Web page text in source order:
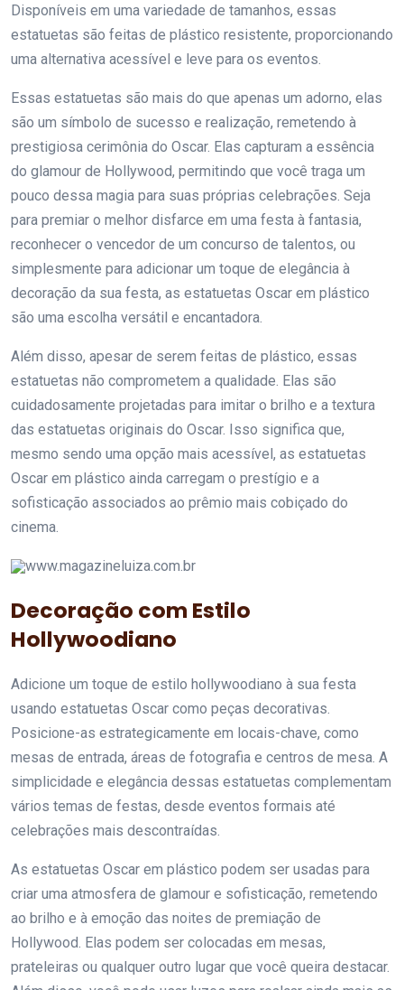
Disponíveis em uma variedade de tamanhos, essas
estatuetas são feitas de plástico resistente, proporcionando
uma alternativa acessível e leve para os eventos.
Essas estatuetas são mais do que apenas um adorno, elas
são um símbolo de sucesso e realização, remetendo à
prestigiosa cerimônia do Oscar. Elas capturam a essência
do glamour de Hollywood, permitindo que você traga um
pouco dessa magia para suas próprias celebrações. Seja
para premiar o melhor disfarce em uma festa à fantasia,
reconhecer o vencedor de um concurso de talentos, ou
simplesmente para adicionar um toque de elegância à
decoração da sua festa, as estatuetas Oscar em plástico
são uma escolha versátil e encantadora.
Além disso, apesar de serem feitas de plástico, essas
estatuetas não comprometem a qualidade. Elas são
cuidadosamente projetadas para imitar o brilho e a textura
das estatuetas originais do Oscar. Isso significa que,
mesmo sendo uma opção mais acessível, as estatuetas
Oscar em plástico ainda carregam o prestígio e a
sofisticação associados ao prêmio mais cobiçado do
cinema.
www.magazineluiza.com.br
Decoração com Estilo
Hollywoodiano
Adicione um toque de estilo hollywoodiano à sua festa
usando estatuetas Oscar como peças decorativas.
Posicione-as estrategicamente em locais-chave, como
mesas de entrada, áreas de fotografia e centros de mesa. A
simplicidade e elegância dessas estatuetas complementam
vários temas de festas, desde eventos formais até
celebrações mais descontraídas.
As estatuetas Oscar em plástico podem ser usadas para
criar uma atmosfera de glamour e sofisticação, remetendo
ao brilho e à emoção das noites de premiação de
Hollywood. Elas podem ser colocadas em mesas,
prateleiras ou qualquer outro lugar que você queira destacar.